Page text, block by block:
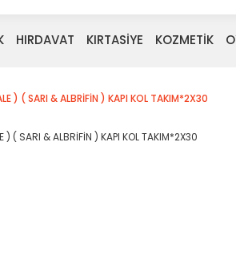
HIRDAVAT KIRTASİYE KOZMETİK
) ( SARI & ALBRİFİN ) KAPI KOL TAKIM*2X30